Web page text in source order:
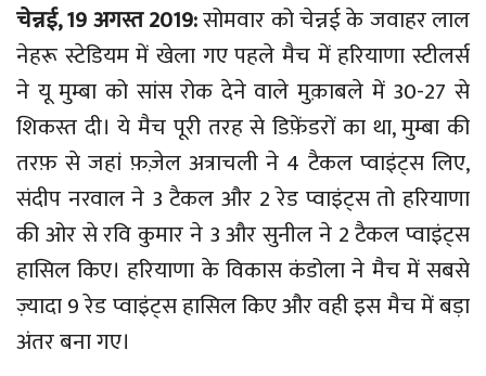
चेन्नई,19अगस्त2019:सोमवार को चेन्नई के जवाहर लाल
नेहरू स्टेडियम में खेला गए पहले मैच में हरियाणा स्टीलर्स
ने यू मुम्बा को सांस रोक देने वाले मुक़ाबले में 30-27 से
शिकस्त दी। ये मैच पूरी तरह से डिफ़ेंडरों का था, मुम्बा की
तरफ़ से जहां फ़ज़ेल अत्राचली ने 4 टैकल प्वाइंट्स लिए,
संदीप नरवाल ने 3 टैकल और 2 रेड प्वाइंट्स तो हरियाणा
की ओर से रवि कुमार ने 3 और सुनील ने 2 टैकल प्वाइंट्स
हासिल किए। हरियाणा के विकास कंडोला ने मैच में सबसे
ज़्यादा 9 रेड प्वाइंट्स हासिल किए और वही इस मैच में बड़ा
अंतर बना गए।